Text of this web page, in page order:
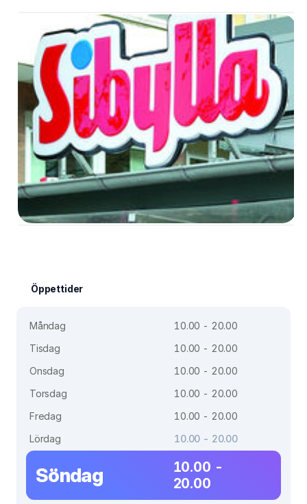
Öppettider
Måndag
10.00 - 20.00
Tisdag
10.00 - 20.00
Onsdag
10.00 - 20.00
Torsdag
10.00 - 20.00
Fredag
10.00 - 20.00
Lördag
10.00 - 20.00
Söndag
10.00 -
20.00